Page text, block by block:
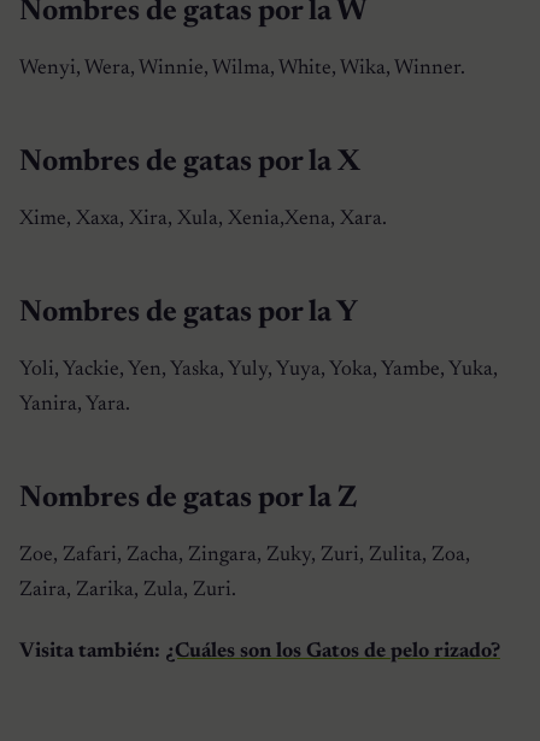
Nombres de gatas por la W
Wenyi, Wera, Winnie, Wilma, White, Wika, Winner.
Nombres de gatas por la X
Xime, Xaxa, Xira, Xula, Xenia,Xena, Xara.
Nombres de gatas por la Y
Yoli, Yackie, Yen, Yaska, Yuly, Yuya, Yoka, Yambe, Yuka,
Yanira, Yara.
Nombres de gatas por la Z
Zoe, Zafari, Zacha, Zingara, Zuky, Zuri, Zulita, Zoa,
Zaira, Zarika, Zula, Zuri.
Visita también: ¿Cuáles son los Gatos de pelo rizado?